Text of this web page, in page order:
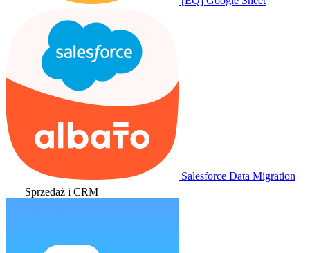
Salesforce Data Migration
Sprzedaż i CRM